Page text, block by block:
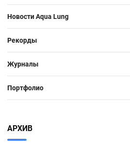
Новости Aqua Lung
Рекорды
Журналы
Портфолио
АРХИВ